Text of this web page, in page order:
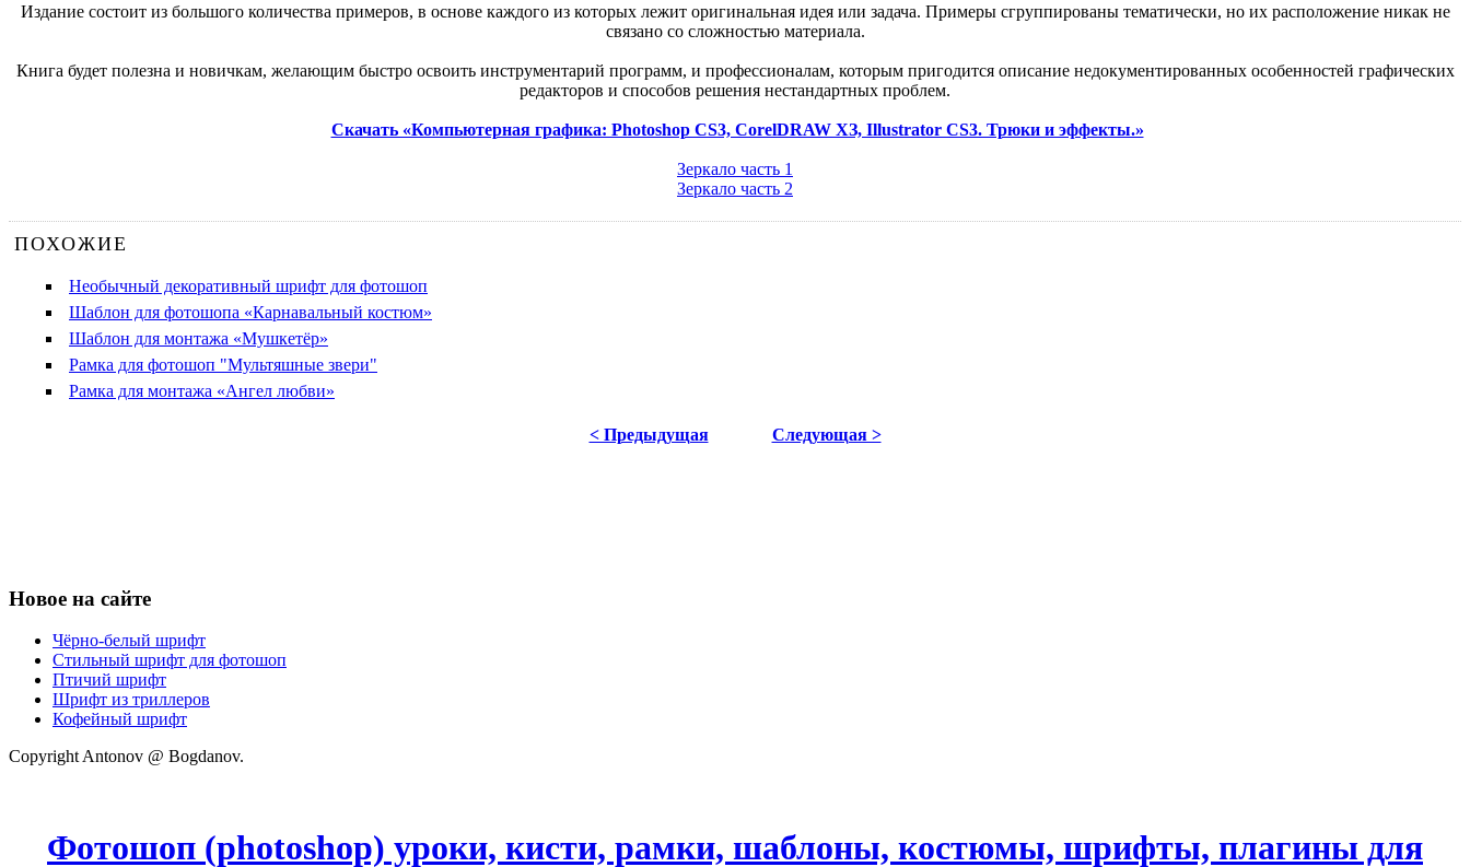
Издание состоит из большого количества примеров, в основе каждого из которых лежит оригинальная идея или задача. Примеры сгруппированы тематически, но их расположение никак не
связано со сложностью материала.
Книга будет полезна и новичкам, желающим быстро освоить инструментарий программ, и профессионалам, которым пригодится описание недокументированных особенностей графических
редакторов и способов решения нестандартных проблем.
Скачать «Компьютерная графика: Photoshop CS3, CorelDRAW ХЗ, Illustrator CS3. Трюки и эффекты.»
Зеркало часть 1
Зеркало часть 2
ПОХОЖИЕ
Необычный декоративный шрифт для фотошоп
Шаблон для фотошопа «Карнавальный костюм»
Шаблон для монтажа «Мушкетёр»
Рамка для фотошоп "Мультяшные звери"
Рамка для монтажа «Ангел любви»
< Предыдущая Следующая >
Новое на сайте
Чёрно-белый шрифт
Стильный шрифт для фотошоп
Птичий шрифт
Шрифт из триллеров
Кофейный шрифт
Copyright Antonov @ Bogdanov.
Фотошоп (photoshop) уроки, кисти, рамки, шаблоны, костюмы, шрифты, плагины для